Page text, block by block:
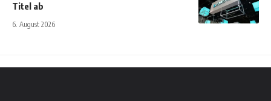
Titel ab
6. August 2026